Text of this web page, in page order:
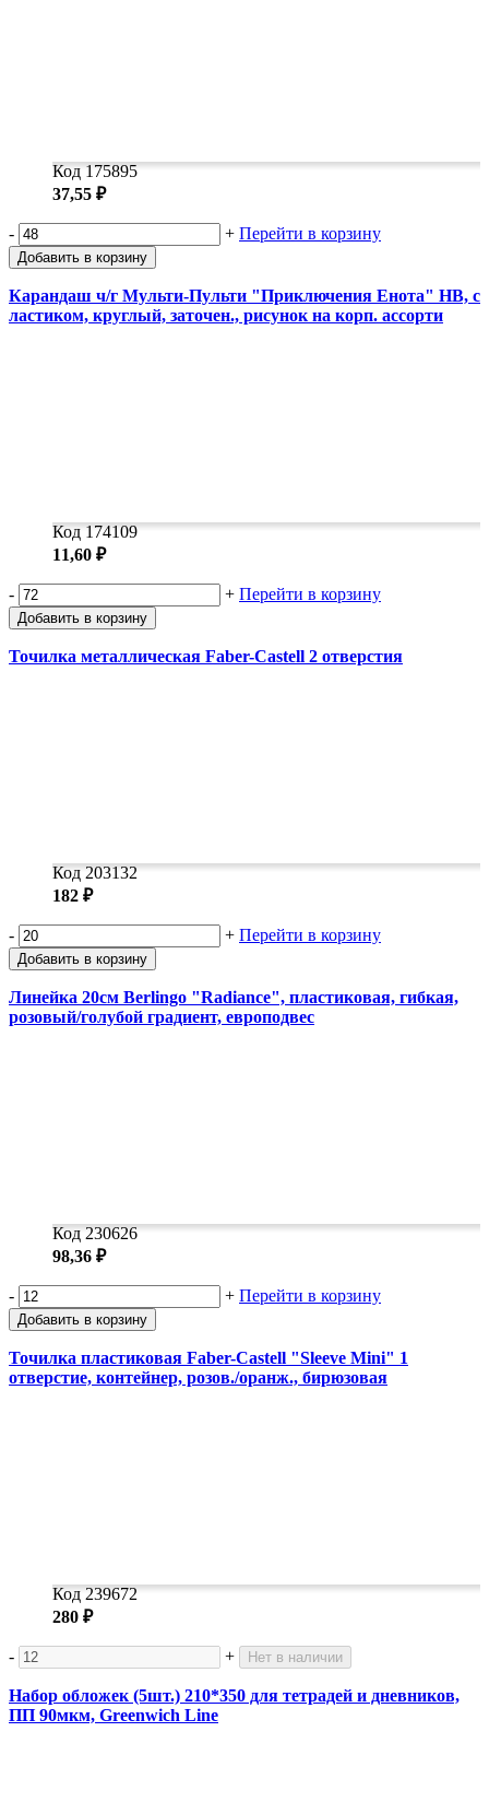
Код 175895
37,55 ₽
- + Перейти в корзину
Добавить в корзину
Карандаш ч/г Мульти-Пульти "Приключения Енота" HB, с
ластиком, круглый, заточен., рисунок на корп. ассорти
Код 174109
11,60 ₽
- + Перейти в корзину
Добавить в корзину
Точилка металлическая Faber-Castell 2 отверстия
Код 203132
182 ₽
- + Перейти в корзину
Добавить в корзину
Линейка 20см Berlingo "Radiance", пластиковая, гибкая,
розовый/голубой градиент, европодвес
Код 230626
98,36 ₽
- + Перейти в корзину
Добавить в корзину
Точилка пластиковая Faber-Castell "Sleeve Mini" 1
отверстие, контейнер, розов./оранж., бирюзовая
Код 239672
280 ₽
- + Нет в наличии
Набор обложек (5шт.) 210*350 для тетрадей и дневников,
ПП 90мкм, Greenwich Line